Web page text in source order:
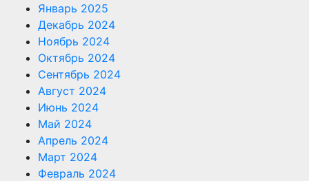
Январь 2025
Декабрь 2024
Ноябрь 2024
Октябрь 2024
Сентябрь 2024
Август 2024
Июнь 2024
Май 2024
Апрель 2024
Март 2024
Февраль 2024